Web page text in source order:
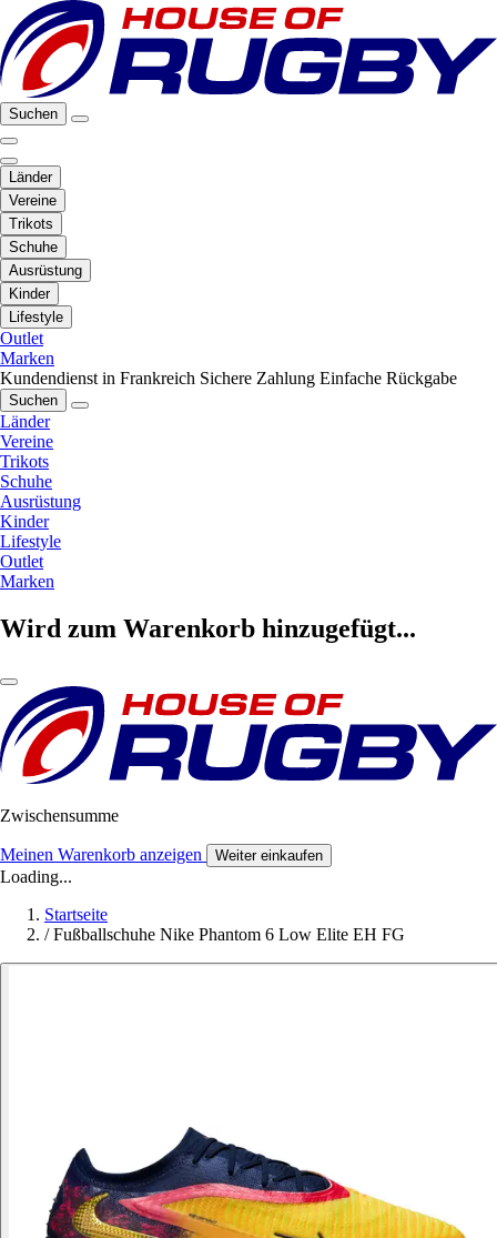
Suchen
Länder
Vereine
Trikots
Schuhe
Ausrüstung
Kinder
Lifestyle
Outlet
Marken
Kundendienst in Frankreich Sichere Zahlung Einfache Rückgabe
Suchen
Länder
Vereine
Trikots
Schuhe
Ausrüstung
Kinder
Lifestyle
Outlet
Marken
Wird zum Warenkorb hinzugefügt...
Zwischensumme
Meinen Warenkorb anzeigen Weiter einkaufen
Loading...
Startseite
/ Fußballschuhe Nike Phantom 6 Low Elite EH FG